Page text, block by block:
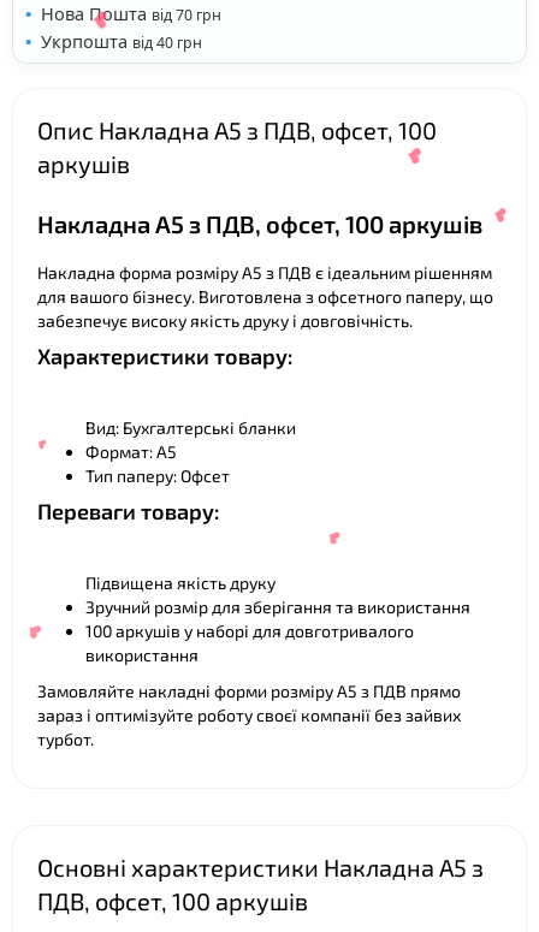
Нова Пошта від 70 грн
Укрпошта від 40 грн
Опис Накладна А5 з ПДВ, офсет, 100
аркушів
Накладна А5 з ПДВ, офсет, 100 аркушів
Накладна форма розміру А5 з ПДВ є ідеальним рішенням
для вашого бізнесу. Виготовлена з офсетного паперу, що
забезпечує високу якість друку і довговічність.
Характеристики товару:
Вид: Бухгалтерські бланки
Формат: А5
Тип паперу: Офсет
Переваги товару:
Підвищена якість друку
Зручний розмір для зберігання та використання
100 аркушів у наборі для довготривалого
використання
Замовляйте накладні форми розміру А5 з ПДВ прямо
зараз і оптимізуйте роботу своєї компанії без зайвих
турбот.
Основні характеристики Накладна А5 з
ПДВ, офсет, 100 аркушів
❤
❤